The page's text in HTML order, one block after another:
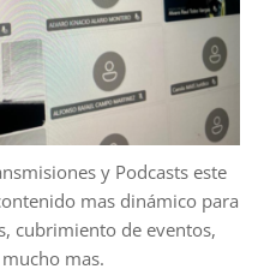
y Podcasts este
mas dinámico para
cubrimiento de eventos,
mas.